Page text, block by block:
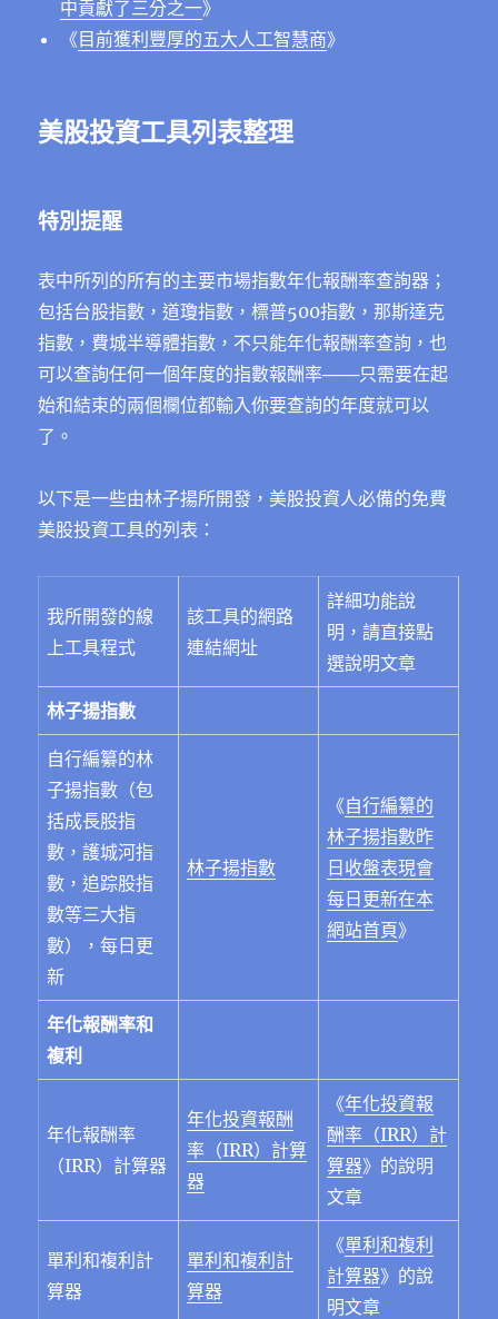
中貢獻了三分之一》
《目前獲利豐厚的五大人工智慧商》
美股投資工具列表整理
特別提醒
表中所列的所有的主要市場指數年化報酬率查詢器；
包括台股指數，道瓊指數，標普500指數，那斯達克
指數，費城半導體指數，不只能年化報酬率查詢，也
可以查詢任何一個年度的指數報酬率───只需要在起
始和結束的兩個欄位都輸入你要查詢的年度就可以
了。
以下是一些由林子揚所開發，美股投資人必備的免費
美股投資工具的列表：
我所開發的線
上工具程式
該工具的網路
連結網址
詳細功能說
明，請直接點
選說明文章
林子揚指數
自行編纂的林
子揚指數（包
括成長股指
數，護城河指
數，追踪股指
數等三大指
數），每日更
新
林子揚指數
《自行編纂的
林子揚指數昨
日收盤表現會
每日更新在本
網站首頁》
年化報酬率和
複利
年化報酬率
（IRR）計算器
年化投資報酬
率（IRR）計算
器
《年化投資報
酬率（IRR）計
算器》的說明
文章
單利和複利計
算器
單利和複利計
算器
《單利和複利
計算器》的說
明文章